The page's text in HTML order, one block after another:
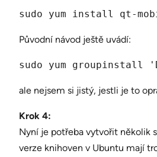
sudo yum install qt-
Původní návod ještě uvádí:
sudo yum groupinstall
ale nejsem si jistý, jestli je to
Krok 4:
Nyní je potřeba vytvořit několik
verze knihoven v Ubuntu mají